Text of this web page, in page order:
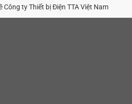
ty Thiết bị Điện TTA Việt Nam